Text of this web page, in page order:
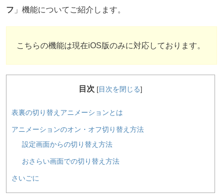
フ 」機能についてご紹介します。
こちらの機能は現在iOS版のみに対応しております。
目次 [目次を閉じる]
表裏の切り替えアニメーションとは
アニメーションのオン・オフ切り替え方法
設定画面からの切り替え方法
おさらい画面での切り替え方法
さいごに